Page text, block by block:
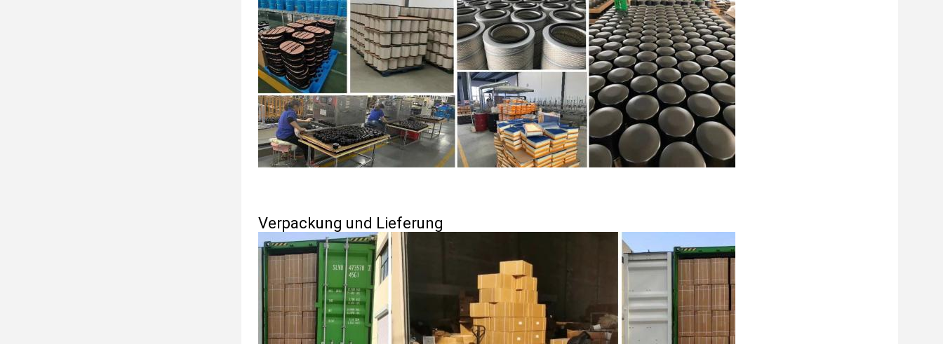
Verpackung und Lieferung